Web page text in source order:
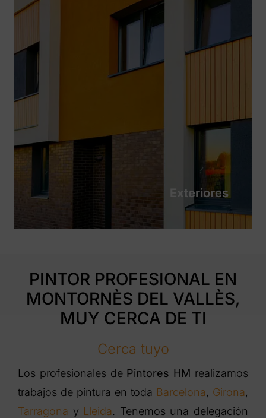
Exteriores
PINTOR PROFESIONAL EN
MONTORNÈS DEL VALLÈS,
MUY CERCA DE TI
Cerca tuyo
Los profesionales de Pintores HM realizamos
trabajos de pintura en toda Barcelona, Girona,
Tarragona y Lleida. Tenemos una delegación